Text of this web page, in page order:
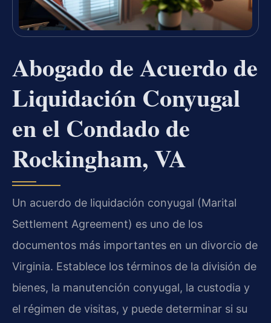
Abogado de Acuerdo de
Liquidación Conyugal
en el Condado de
Rockingham, VA
Un acuerdo de liquidación conyugal (Marital
Settlement Agreement) es uno de los
documentos más importantes en un divorcio de
Virginia. Establece los términos de la división de
bienes, la manutención conyugal, la custodia y
el régimen de visitas, y puede determinar si su